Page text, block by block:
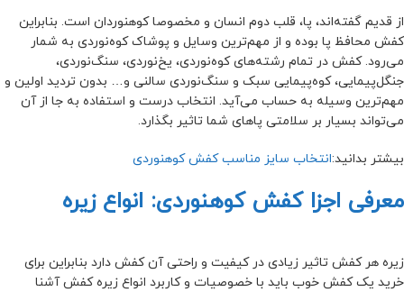
از قدیم گفته‌اند، پا، قلب دوم انسان و مخصوصا کو‌هنوردان است. بنابراین
کفش محافظ پا بوده و از مهم‌ترین وسایل و پوشاک کوه‌نوردی به شمار
می‌رود. کفش در تمام رشته‌های کوه‌نوردی، یخ‌نوردی، سنگ‌نوردی،
جنگل‌پیمایی، کوه‌پیمایی سبک و سنگ‌نوردی سالنی و… بدون تردید اولین و
مهم‌ترین وسیله به حساب می‌آید. انتخاب درست و استفاده به جا از آن
می‌تواند بسیار بر سلامتی پاهای شما تاثیر بگذارد.
بیشتر بدانید:انتخاب سایز مناسب کفش کوهنوردی
معرفی اجزا کفش کوهنوردی: انواع زیره
زیره هر کفش تاثیر زیادی در کیفیت و راحتی آن کفش دارد بنابراین برای
خرید یک کفش خوب باید با خصوصیات و کاربرد انواع زیره کفش آشنا